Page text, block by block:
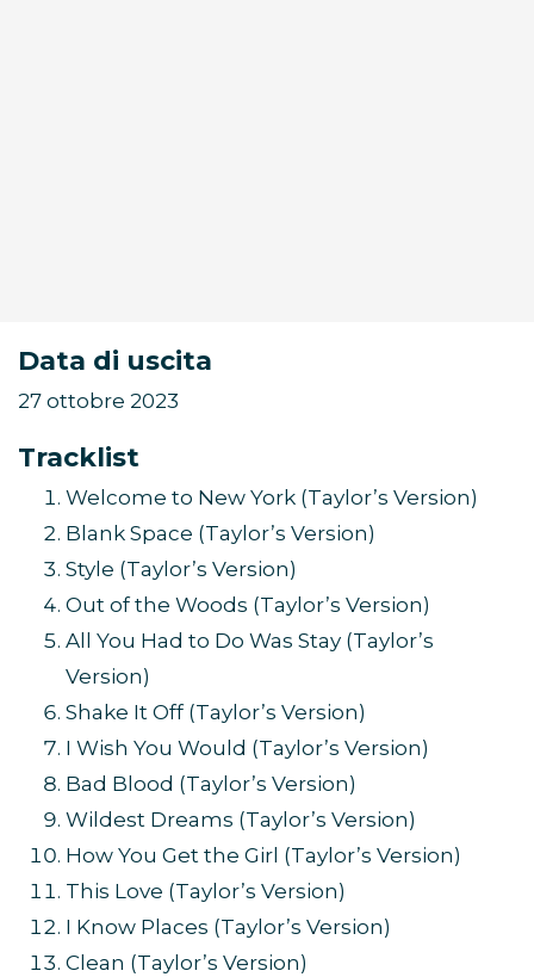
Data di uscita
27 ottobre 2023
Tracklist
Welcome to New York (Taylor’s Version)
Blank Space (Taylor’s Version)
Style (Taylor’s Version)
Out of the Woods (Taylor’s Version)
All You Had to Do Was Stay (Taylor’s
Version)
Shake It Off (Taylor’s Version)
I Wish You Would (Taylor’s Version)
Bad Blood (Taylor’s Version)
Wildest Dreams (Taylor’s Version)
How You Get the Girl (Taylor’s Version)
This Love (Taylor’s Version)
I Know Places (Taylor’s Version)
Clean (Taylor’s Version)